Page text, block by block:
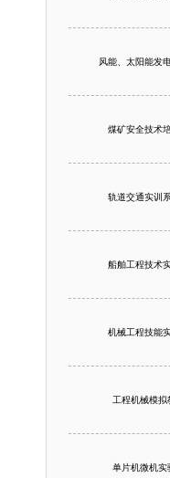
风能、太阳能发
煤矿安全技术
轨道交通实训
船舶工程技术
机械工程技能
工程机械模拟
单片机微机实